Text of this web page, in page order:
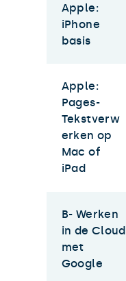
Apple:
iPhone
basis
Apple:
Pages-
Tekstverw
erken op
Mac of
iPad
B- Werken
in de Cloud
met
Google